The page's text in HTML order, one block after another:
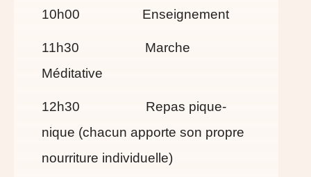
10h00 Enseignement
11h30 Marche
Méditative
12h30 Repas pique-
nique (chacun apporte son propre
nourriture individuelle)